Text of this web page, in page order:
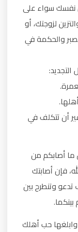
نفسك سواء على
لزوجتك، أو
والحكمة في
أن تتكلف في
ما أصابكم من
فإن أصابتك
وتنطرح بين
وابلغها حب أهلك